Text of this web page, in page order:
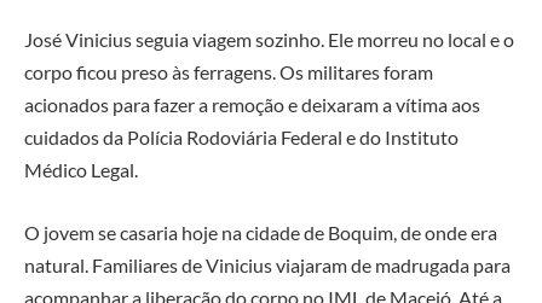
José Vinicius seguia viagem sozinho. Ele morreu no local e o
corpo ficou preso às ferragens. Os militares foram
acionados para fazer a remoção e deixaram a vítima aos
cuidados da Polícia Rodoviária Federal e do Instituto
Médico Legal.
O jovem se casaria hoje na cidade de Boquim, de onde era
natural. Familiares de Vinicius viajaram de madrugada para
acompanhar a liberação do corpo no IML de Maceió. Até a